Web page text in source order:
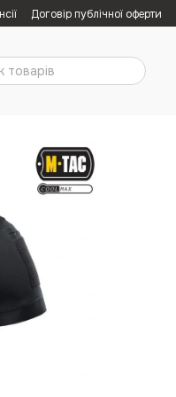
Договір публічної оферти